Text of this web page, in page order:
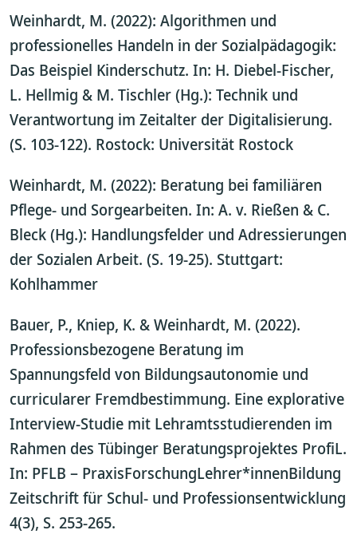
Weinhardt, M. (2022): Algorithmen und
professionelles Handeln in der Sozialpädagogik:
Das Beispiel Kinderschutz. In: H. Diebel-Fischer,
L. Hellmig & M. Tischler (Hg.): Technik und
Verantwortung im Zeitalter der Digitalisierung.
(S. 103-122). Rostock: Universität Rostock
Weinhardt, M. (2022): Beratung bei familiären
Pflege- und Sorgearbeiten. In: A. v. Rießen & C.
Bleck (Hg.): Handlungsfelder und Adressierungen
der Sozialen Arbeit. (S. 19-25). Stuttgart:
Kohlhammer
Bauer, P., Kniep, K. & Weinhardt, M. (2022).
Professionsbezogene Beratung im
Spannungsfeld von Bildungsautonomie und
curricularer Fremdbestimmung. Eine explorative
Interview-Studie mit Lehramtsstudierenden im
Rahmen des Tübinger Beratungsprojektes ProfiL.
In: PFLB – PraxisForschungLehrer*innenBildung
Zeitschrift für Schul- und Professionsentwicklung
4(3), S. 253-265.